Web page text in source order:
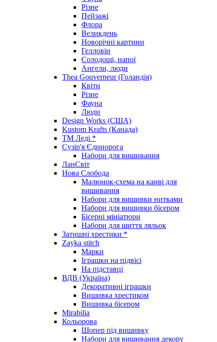
Різне
Пейзажі
Флора
Великдень
Новорічні картини
Гелловін
Солодощі, напої
Ангели, люди
Thea Gouverneur (Голандія)
Квіти
Різне
Фауна
Люди
Design Works (США)
Kustom Krafts (Канада)
ТМ Леді *
Сузір'я Єдинорога
Набори для вишивання
ЛанСвіт
Нова Слобода
Малюнок-схема на канві для
вишивання
Набори для вишивки нитками
Набори для вишивки бісером
Бісерні мініатюри
Набори для шиття ляльок
Затишні хрестики *
Zayka stitch
Марки
Іграшки на підвісі
На підставці
ВДВ (Україна)
Декоративні іграшки
Вишивка хрестиком
Вишивка бісером
Mirabilia
Кольорова
Шопер під вишивку
Набори для вишивання декору